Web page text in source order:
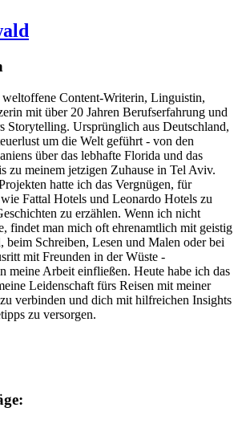
Content-Writerin, Linguistin,
mit über 20 Jahren Berufserfahrung und
Storytelling. Ursprünglich aus Deutschland,
um die Welt geführt - von den
über das lebhafte Florida und das
zu meinem jetzigen Zuhause in Tel Aviv.
hatte ich das Vergnügen, für
Fattal Hotels und Leonardo Hotels zu
zu erzählen. Wenn ich nicht
findet man mich oft ehrenamtlich mit geistig
beim Schreiben, Lesen und Malen oder bei
mit Freunden in der Wüste -
meine Arbeit einfließen. Heute habe ich das
Leidenschaft fürs Reisen mit meiner
verbinden und dich mit hilfreichen Insights
zu versorgen.